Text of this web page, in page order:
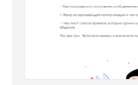
Герои: что-то, что